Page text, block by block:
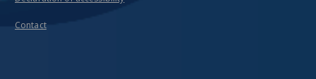
Contact